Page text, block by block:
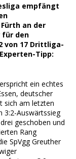
empfängt
an der
für den
von 17 Drittliga-
Tipp:
ein echtes
deutscher
sich am letzten
3:2-Auswärtssieg
geschoben und
Rang
SpVgg Greuther